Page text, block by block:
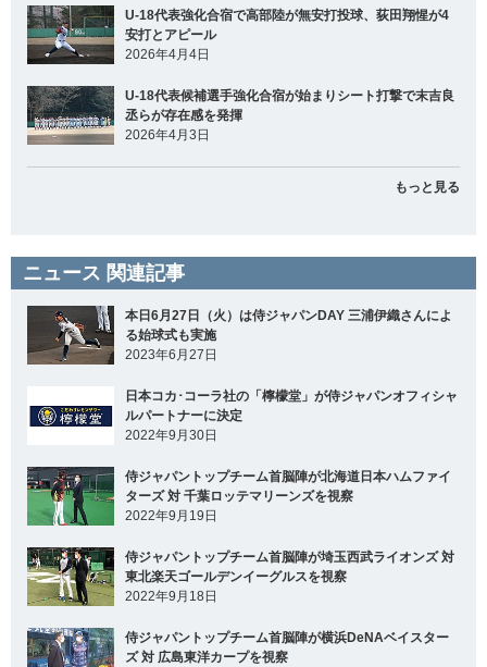
U-18代表強化合宿で高部陸が無安打投球、荻田翔惺が4
安打とアピール
2026年4月4日
U-18代表候補選手強化合宿が始まりシート打撃で末吉良
丞らが存在感を発揮
2026年4月3日
もっと見る
ニュース 関連記事
本日6月27日（火）は侍ジャパンDAY 三浦伊織さんによ
る始球式も実施
2023年6月27日
日本コカ･コーラ社の「檸檬堂」が侍ジャパンオフィシャ
ルパートナーに決定
2022年9月30日
侍ジャパントップチーム首脳陣が北海道日本ハムファイ
ターズ 対 千葉ロッテマリーンズを視察
2022年9月19日
侍ジャパントップチーム首脳陣が埼玉西武ライオンズ 対
東北楽天ゴールデンイーグルスを視察
2022年9月18日
侍ジャパントップチーム首脳陣が横浜DeNAベイスター
ズ 対 広島東洋カープを視察